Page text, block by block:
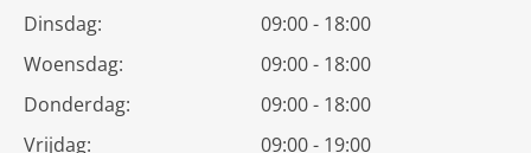
Dinsdag:
09:00 - 18:00
Woensdag:
09:00 - 18:00
Donderdag:
09:00 - 18:00
Vrijdag:
09:00 - 19:00